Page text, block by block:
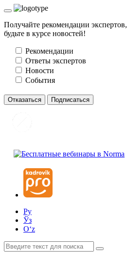
Получайте рекомендации экспертов,
будьте в курсе новостей!
Рекомендации
Ответы экспертов
Новости
События
Отказаться Подписаться
Ру
Ўз
Oʻz